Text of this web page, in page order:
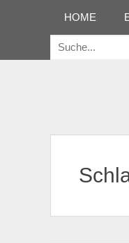
Erstes
Inhalt:
HOME
Suche